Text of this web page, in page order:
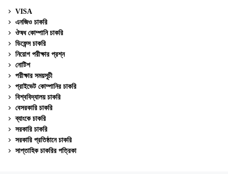
VISA
এনজিও চাকরি
ঔষধ কোম্পানি চাকরি
ডিফেন্স চাকরি
নিয়োগ পরীক্ষার প্রশ্ন
নোটিশ
পরীক্ষার সময়সূচী
প্রাইভেট কোম্পানির চাকরি
বিশ্ববিদ্যালয় চাকরি
বেসরকারি চাকরি
ব্যাংকে চাকরি
সরকারি চাকরি
সরকারি প্রতিষ্ঠানে চাকরি
সাপ্তাহিক চাকরির পত্রিকা